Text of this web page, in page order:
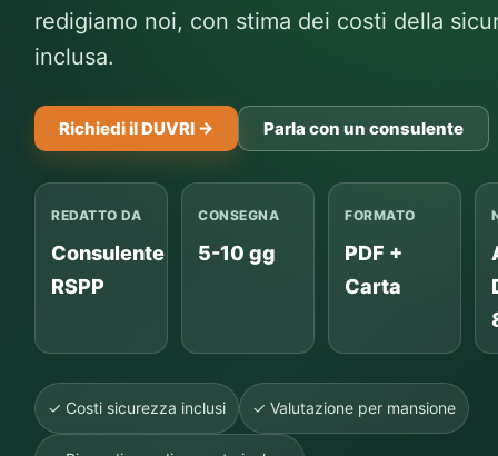
redigiamo noi, con stima dei costi della
inclusa.
Richiedi il DUVRI → Parla con un consulente
REDATTO DA
Consulente
RSPP
CONSEGNA
5-10 gg
FORMATO
PDF +
Carta
✓ Costi sicurezza inclusi ✓ Valutazione per mansione